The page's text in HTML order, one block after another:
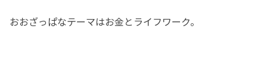
おおざっぱなテーマはお金とライフワーク。